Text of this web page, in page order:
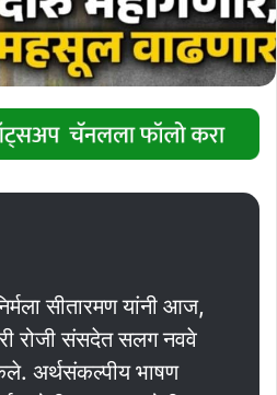
सीतारमण यांनी आज,
रोजी संसदेत सलग नववे
अर्थसंकल्पीय भाषण